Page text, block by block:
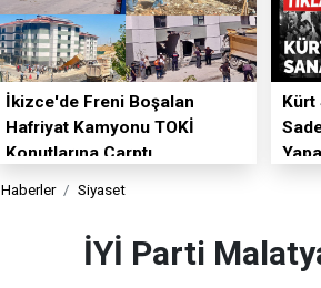
İkizce'de Freni Boşalan
Hafriyat Kamyonu TOKİ
Konutlarına Çarptı
Kürt
Haberler Siyaset
İYİ Parti